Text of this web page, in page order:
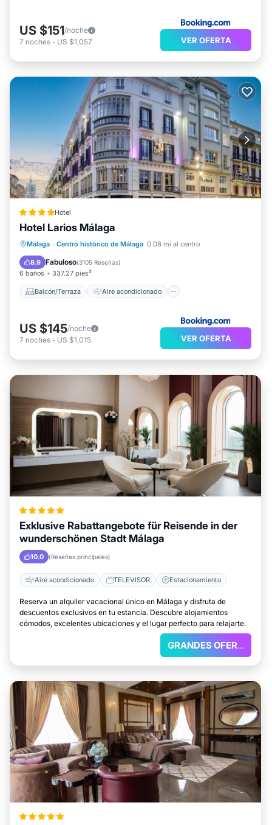
US $151/noche
7 noches - US $1,057 VER OFERTA
Hotel
Hotel Larios Málaga
Málaga · Centro histórico de Málaga 0.08 mi al centro
8.9 Fabuloso(3105 Reseñas)
6 baños 337.27 pies²
Balcón/Terraza Aire acondicionado
Balcón/Terraza
Aire acondicionado
Internet
Apto para niños
US $145/noche
7 noches - US $1,015 VER OFERTA
Exklusive Rabattangebote für Reisende in der
wunderschönen Stadt Málaga
10.0 (Reseñas principales)
Aire acondicionado TELEVISOR Estacionamiento
Reserva un alquiler vacacional único en Málaga y disfruta de
descuentos exclusivos en tu estancia. Descubre alojamientos
cómodos, excelentes ubicaciones y el lugar perfecto para relajarte.
GRANDES OFERTAS